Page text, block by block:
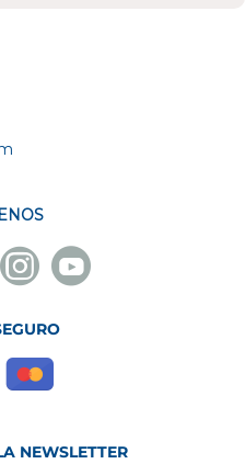
Instagram
Novelec
Youtube
Novelec
NEWSLETTER